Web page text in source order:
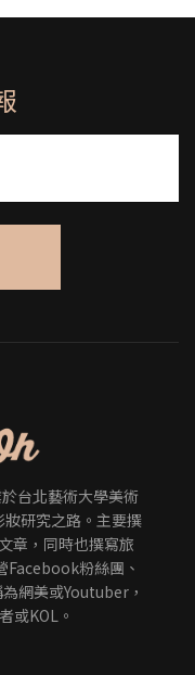
台北藝術大學美術
研究之路。主要撰
章，同時也撰寫旅
Facebook粉絲團、
網美或Youtuber，
或KOL。